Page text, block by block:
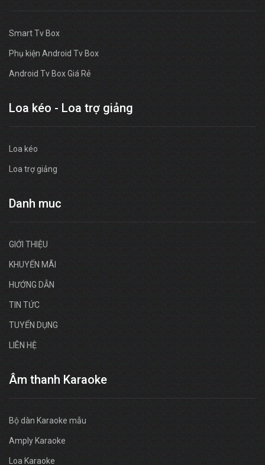
Smart Tv Box
Phụ kiện Android Tv Box
Android Tv Box Giá Rẻ
Loa kéo - Loa trợ giảng
Loa kéo
Loa trợ giảng
Danh muc
GIỚI THIỆU
KHUYẾN MÃI
HƯỚNG DẪN
TIN TỨC
TUYỂN DỤNG
LIÊN HỆ
Âm thanh Karaoke
Bộ dàn Karaoke mẫu
Amply Karaoke
Loa Karaoke